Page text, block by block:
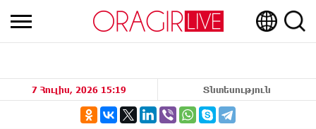
7 Հուլիս, 2026 15:19 Տնտեսություն